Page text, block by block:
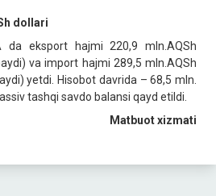
dollari
da eksport hajmi 220,9 mln.AQSh
va import hajmi 289,5 mln.AQSh
yetdi. Hisobot davrida – 68,5 mln.
tashqi savdo balansi qayd etildi.
Matbuot xizmati